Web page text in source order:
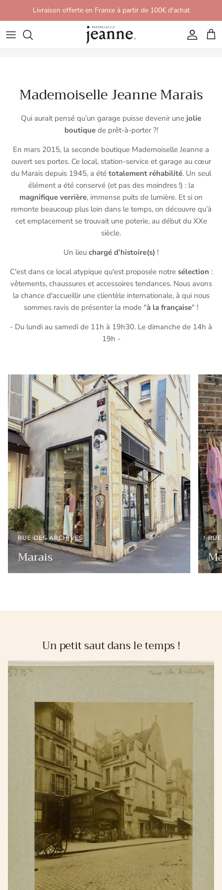
Aller au contenuLivraison offerte en France à partir de 100€ d'achat
Compte
Mademoiselle Jeanne Marais
Qui aurait pensé qu’un garage puisse devenir une jolie
boutiquede prêt-à-porter ?!
En mars 2015, la seconde boutique Mademoiselle Jeanne a
ouvert ses portes. Ce local, station-service et garage au cœur
du Marais depuis 1945, a été totalement réhabilité. Un seul
élément a été conservé (et pas des moindres !) : la
magnifique verrière, immense puits de lumière. Et si on
remonte beaucoup plus loin dans le temps, on découvre qu’à
cet emplacement se trouvait une poterie, au début du XXe
siècle.
Un lieu chargé d’histoire(s) !
C'est dans ce local atypique qu'est proposée notre sélection :
vêtements, chaussures et accessoires tendances. Nous avons
la chance d'accueillir une clientèle internationale, à qui nous
sommes ravis de présenter la mode "à la française" !
- Du lundi au samedi de 11h à 19h30. Le dimanche de 14h à
19h -
RUE DES ARCHIVES
Marais
Un petit saut dans le temps !